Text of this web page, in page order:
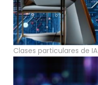
Clases particulares de IA